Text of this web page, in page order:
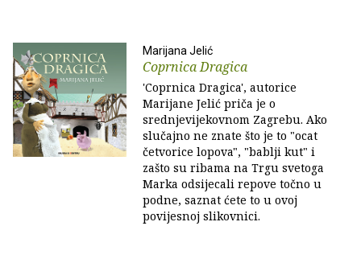
Marijana Jelić
Coprnica Dragica
'Coprnica Dragica', autorice
Marijane Jelić priča je o
srednjevijekovnom Zagrebu. Ako
slučajno ne znate što je to "ocat
četvorice lopova", "bablji kut" i
zašto su ribama na Trgu svetoga
Marka odsijecali repove točno u
podne, saznat ćete to u ovoj
povijesnoj slikovnici.